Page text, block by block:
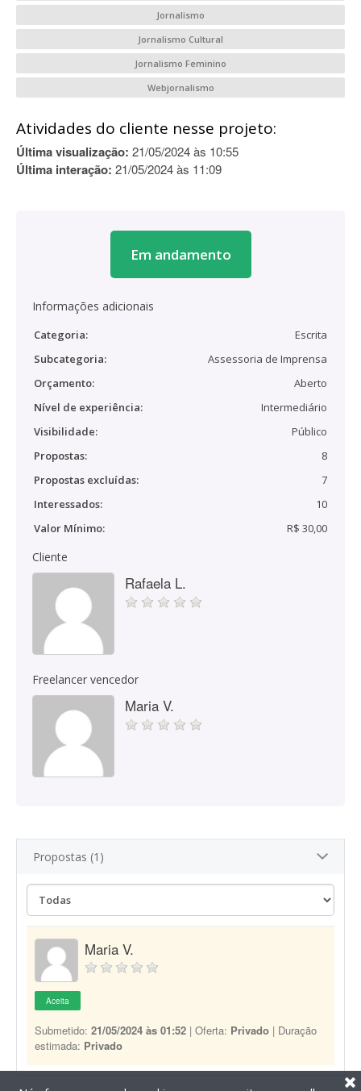
Jornalismo
Jornalismo Cultural
Jornalismo Feminino
Webjornalismo
Atividades do cliente nesse projeto:
Última visualização: 21/05/2024 às 10:55
Última interação: 21/05/2024 às 11:09
Em andamento
Informações adicionais
Categoria:
Escrita
Subcategoria:
Assessoria de Imprensa
Orçamento:
Aberto
Nível de experiência:
Intermediário
Visibilidade:
Público
Propostas:
8
Propostas excluídas:
7
Interessados:
10
Valor Mínimo:
R$ 30,00
Cliente
Rafaela L.
Freelancer vencedor
Maria V.
Propostas (1)
Maria V.
Aceita
Submetido: 21/05/2024 às 01:52 | Oferta: Privado | Duração
estimada: Privado